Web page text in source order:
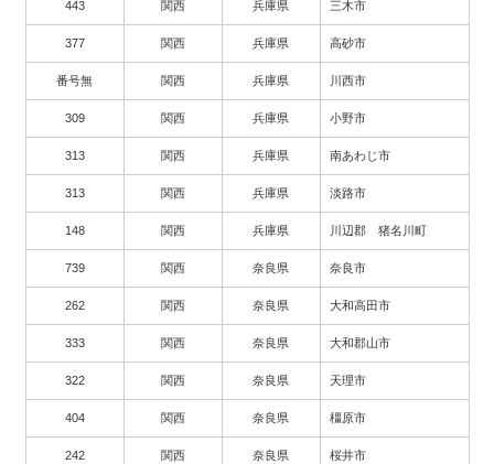
443 関西 兵庫県 三木市
377 関西 兵庫県 高砂市
番号無 関西 兵庫県 川西市
309 関西 兵庫県 小野市
313 関西 兵庫県 南あわじ市
313 関西 兵庫県 淡路市
148 関西 兵庫県 川辺郡 猪名川町
739 関西 奈良県 奈良市
262 関西 奈良県 大和高田市
333 関西 奈良県 大和郡山市
322 関西 奈良県 天理市
404 関西 奈良県 橿原市
242 関西 奈良県 桜井市